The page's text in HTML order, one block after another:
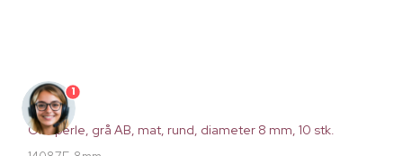
Glasperle, grå AB, mat, rund, diameter 8 mm, 10 stk.
1